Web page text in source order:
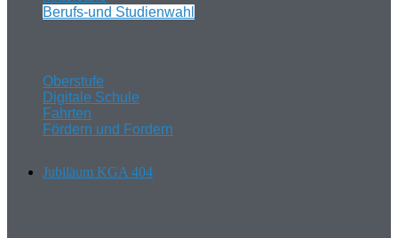
Berufs-und Studienwahl
Oberstufe
Digitale Schule
Fahrten
Fördern und Fordern
Jubiläum KGA 404